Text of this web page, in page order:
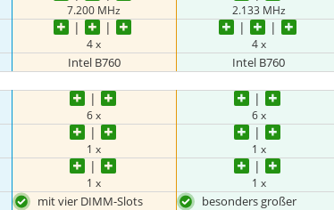
7.200 MHz 2.133 MHz
4 x 4 x
Intel B760 Intel B760
6 x 6 x
1 x 1 x
1 x 1 x
mit vier DIMM-Slots
besonders großer